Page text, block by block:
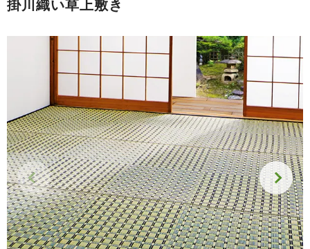
掛川織い草上敷き